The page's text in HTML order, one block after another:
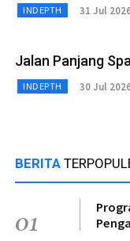
INDEPTH 31 Jul
Jalan Panjang
INDEPTH 30 Jul
BERITA
01